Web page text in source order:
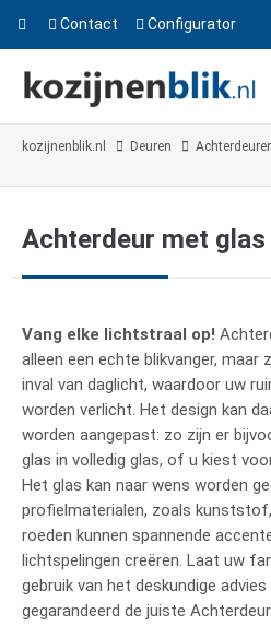
Contact Configurator
kozijnenblik.nl Deuren
Achterdeur met glas
Vang elke lichtstraal op!
alleen een echte blikvanger, maar
inval van daglicht, waardoor uw
worden verlicht. Het design kan
worden aangepast: zo zijn er
glas in volledig glas, of u kiest
Het glas kan naar wens worden
profielmaterialen, zoals
roeden kunnen spannende
lichtspelingen creëren. Laat uw
gebruik van het deskundige
gegarandeerd de juiste